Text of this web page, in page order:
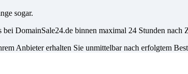
sogar.
DomainSale24.de binnen maximal 24 Stunden
Anbieter erhalten Sie unmittelbar nach erfolgtem